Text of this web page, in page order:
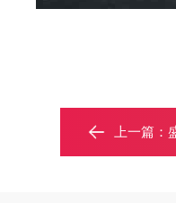
上一篇：